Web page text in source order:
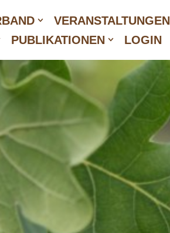
VERANSTALTUNGEN
PUBLIKATIONEN LOGIN